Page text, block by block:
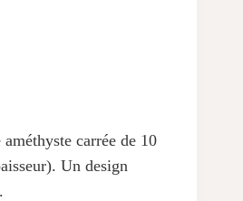
carrée de 10
Un design